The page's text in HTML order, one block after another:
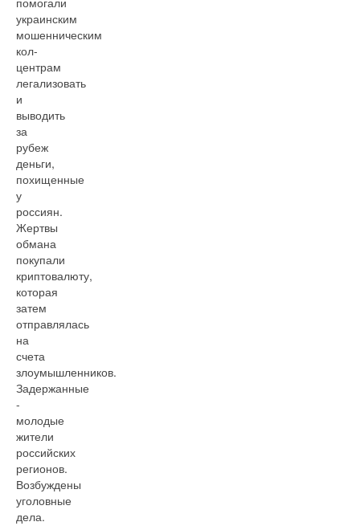
украинским
мошенническим
кол-
центрам
легализовать
и
выводить
за
рубеж
деньги,
похищенные
у
россиян.
Жертвы
обмана
покупали
криптовалюту,
которая
затем
отправлялась
на
счета
злоумышленников.
Задержанные
-
молодые
жители
российских
регионов.
Возбуждены
уголовные
дела.